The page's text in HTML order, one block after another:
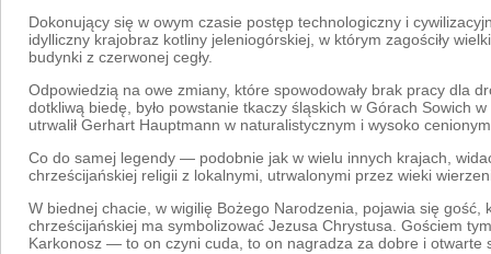
Dokonujący się w owym czasie postęp technologiczny i
idylliczny krajobraz kotliny jeleniogórskiej, w którym zagościły
budynki z czerwonej cegły.
Odpowiedzią na owe zmiany, które spowodowały brak pracy dla
dotkliwą biedę, było powstanie tkaczy śląskich w Górach Sowich
utrwalił Gerhart Hauptmann w naturalistycznym i wysoko
Co do samej legendy — podobnie jak w wielu innych krajach,
chrześcijańskiej religii z lokalnymi, utrwalonymi przez wieki
W biednej chacie, w wigilię Bożego Narodzenia, pojawia się gość,
chrześcijańskiej ma symbolizować Jezusa Chrystusa. Gościem
Karkonosz — to on czyni cuda, to on nagradza za dobre i otwarte